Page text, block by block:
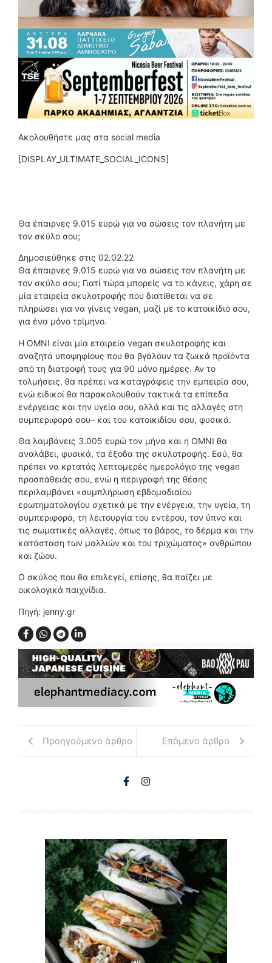
Ακολουθήστε μας στα social media
[DISPLAY_ULTIMATE_SOCIAL_ICONS]
Θα έπαιρνες 9.015 ευρώ για να σώσεις τον πλανήτη με
τον σκύλο σου;
Δημοσιεύθηκε στις 02.02.22
Θα έπαιρνες 9.015 ευρώ για να σώσεις τον πλανήτη με
τον σκύλο σου; Γιατί τώρα μπορείς να το κάνεις, χάρη σε
μία εταιρεία σκυλοτροφής που διατίθεται να σε
πληρώσει για να γίνεις vegan, μαζί με το κατοικίδιό σου,
για ένα μόνο τρίμηνο.
Η ΟΜΝΙ είναι μία εταιρεία vegan σκυλοτροφής και
αναζητά υποψηφίους που θα βγάλουν τα ζωικά προϊόντα
από τη διατροφή τους για 90 μόνο ημέρες. Αν το
τολμήσεις, θα πρέπει να καταγράφεις την εμπειρία σου,
ενώ ειδικοί θα παρακολουθούν τακτικά τα επίπεδα
ενέργειας και την υγεία σου, αλλά και τις αλλαγές στη
συμπεριφορά σου– και του κατοικιδίου σου, φυσικά.
Θα λαμβάνεις 3.005 ευρώ τον μήνα και η ΟΜΝΙ θα
αναλάβει, φυσικά, τα έξοδα της σκυλοτροφής. Εσύ, θα
πρέπει να κρτατάς λεπτομερές ημερολόγιο της vegan
προσπάθειάς σου, ενώ η περιγραφή της θέσης
περιλαμβάνει «συμπλήρωση εβδομαδιαίου
ερωτηματολογίου σχετικά με την ενέργεια, την υγεία, τη
συμπεριφορά, τη λειτουργία του εντέρου, τον ύπνο και
τις σωματικές αλλαγές, όπως το βάρος, το δέρμα και την
κατάσταση των μαλλιών και του τριχώματος» ανθρώπου
και ζώου.
Ο σκύλος που θα επιλεγεί, επίσης, θα παίζει με
οικολογικά παιχνίδια.
Πηγή: jenny.gr
Προηγούμενο άρθρο Επόμενο άρθρο